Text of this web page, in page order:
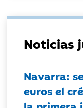
Noticias
Navarra:
euros el